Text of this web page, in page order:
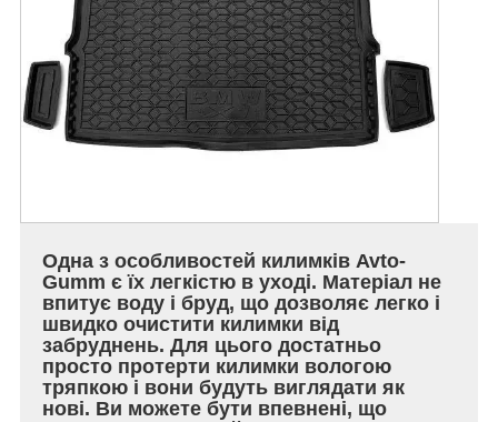
Одна з особливостей килимків Avto-
Gumm є їх легкістю в уході. Матеріал не
впитує воду і бруд, що дозволяє легко і
швидко очистити килимки від
забруднень. Для цього достатньо
просто протерти килимки вологою
тряпкою і вони будуть виглядати як
нові. Ви можете бути впевнені, що